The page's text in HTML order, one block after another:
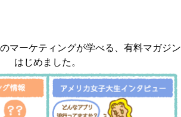
マーケティングが学べる、有料マガジン
はじめました。